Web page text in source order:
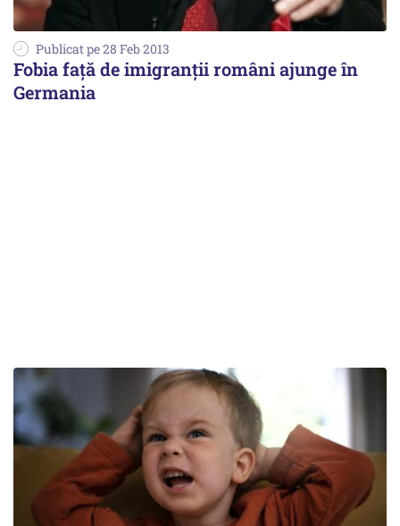
Publicat pe 28 Feb 2013
Fobia față de imigranții români ajunge în
Germania